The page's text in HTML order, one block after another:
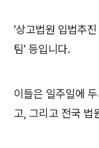
'상고법원 입법추
팀' 등입니다.
이들은 일주일에
고, 그리고 전국 법